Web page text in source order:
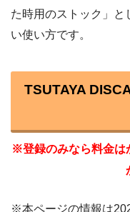
た時用のストック」と
い使い方です。
TSUTAYA
※登録のみなら料金は
※本ページの情報は